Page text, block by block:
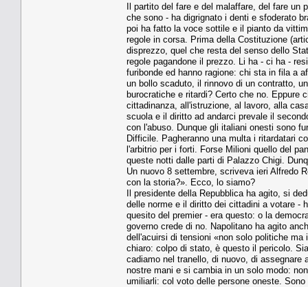
Il partito del fare e del malaffare, del fare un
che sono - ha digrignato i denti e sfoderato
poi ha fatto la voce sottile e il pianto da
regole in corsa. Prima della Costituzione
disprezzo, quel che resta del senso dello
regole pagandone il prezzo. Li ha - ci ha -
furibonde ed hanno ragione: chi sta in fila a
un bollo scaduto, il rinnovo di un contratto,
burocratiche e ritardi? Certo che no. Eppure
cittadinanza, all'istruzione, al lavoro, alla
scuola e il diritto ad andarci prevale il
con l'abuso. Dunque gli italiani onesti sono
Difficile. Pagheranno una multa i ritardatari
l'arbitrio per i forti. Forse Milioni quello del
queste notti dalle parti di Palazzo Chigi.
Un nuovo 8 settembre, scriveva ieri Alfredo
con la storia?». Ecco, lo siamo?
Il presidente della Repubblica ha agito, si
delle norme e il diritto dei cittadini a votare -
quesito del premier - era questo: o la
governo crede di no. Napolitano ha agito
dell'acuirsi di tensioni «non solo politiche
chiaro: colpo di stato, è questo il pericolo.
cadiamo nel tranello, di nuovo, di
nostre mani e si cambia in un solo modo:
umiliarli: col voto delle persone oneste.